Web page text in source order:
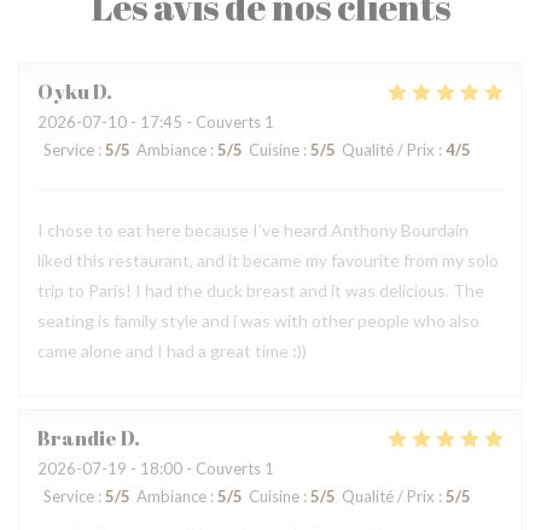
OykuD
2026-07-10 - 17:45 - Couverts 1
Service : 5/5 Ambiance : 5/5 Cuisine : 5/5 Qualité / Prix : 4/5
I chose to eat here because I’ve heard Anthony Bourdain
liked this restaurant, and it became my favourite from my solo
trip to Paris! I had the duck breast and it was delicious. The
seating is family style and i was with other people who also
came alone and I had a great time :))
BrandieD
2026-07-19 - 18:00 - Couverts 1
Service : 5/5 Ambiance : 5/5 Cuisine : 5/5 Qualité / Prix : 5/5